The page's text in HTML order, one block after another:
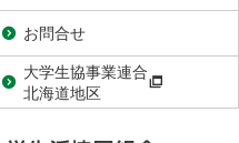
お問合せ
大学生協事業連合
北海道地区